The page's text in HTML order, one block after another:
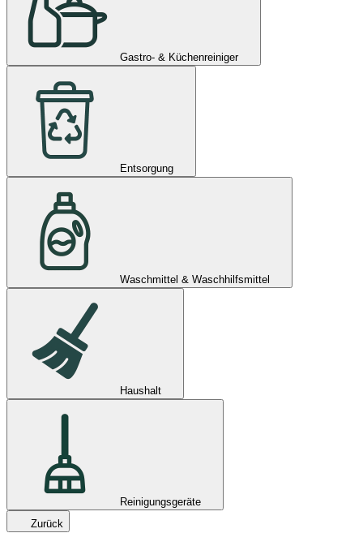
Gastro- & Küchenreiniger
Entsorgung
Waschmittel & Waschhilfsmittel
Haushalt
Reinigungsgeräte
Zurück